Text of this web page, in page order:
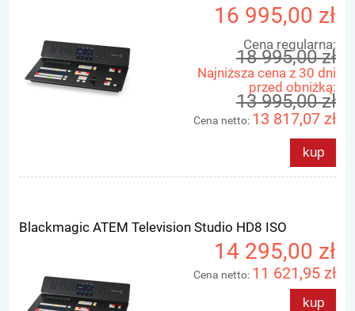
16 995,00 zł
Cena regularna:
18 995,00 zł
Najniższa cena z 30 dni
przed obniżką:
13 995,00 zł
Cena netto: 13 817,07 zł
kup
Blackmagic ATEM Television Studio HD8 ISO
14 295,00 zł
Cena netto: 11 621,95 zł
kup